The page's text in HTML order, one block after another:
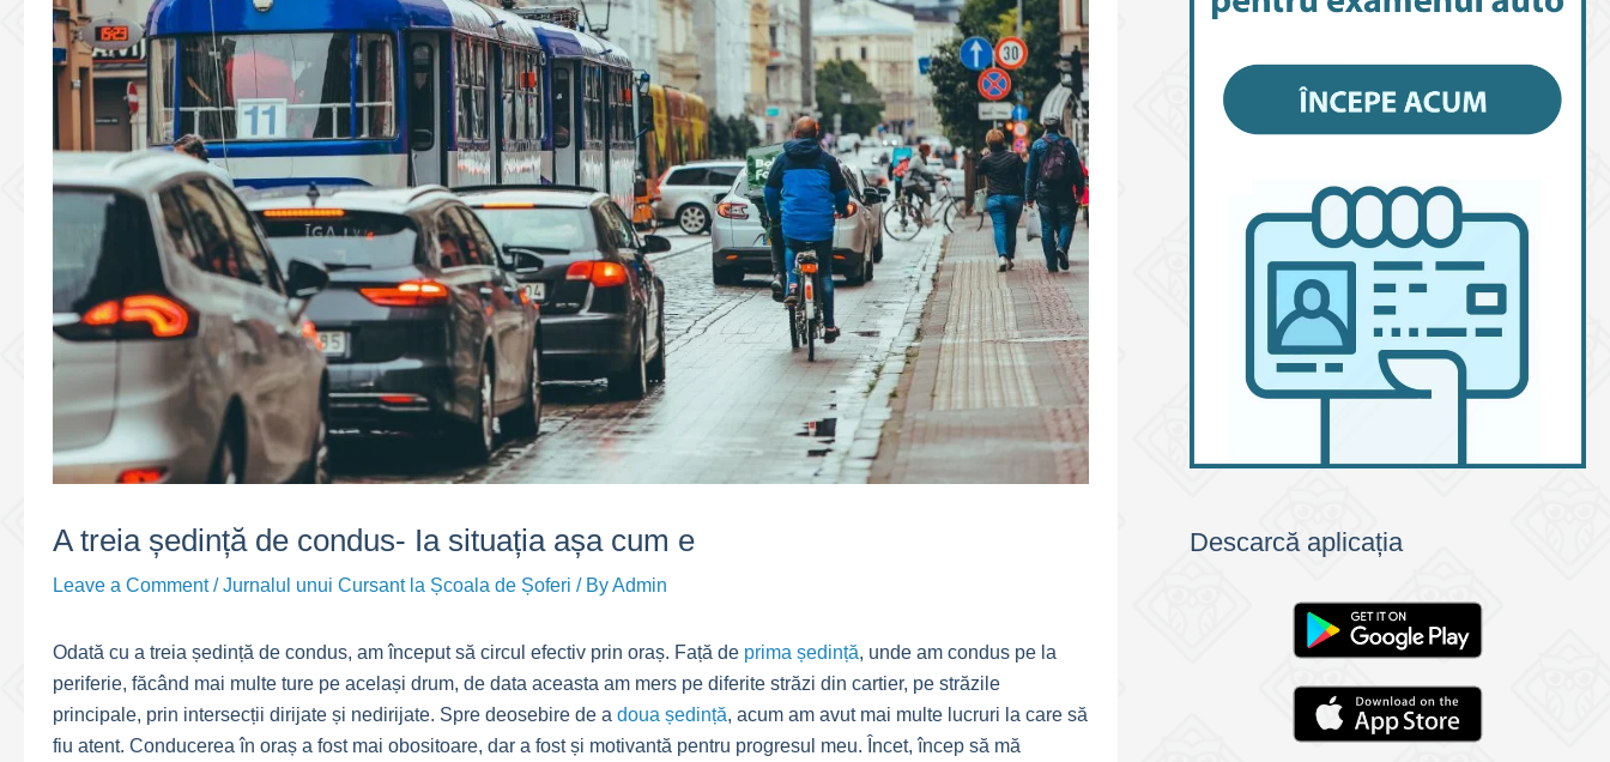
A treia ședință de condus- Ia situația așa cum e
Leave a Comment /Jurnalul unui Cursant la Școala de Șoferi / ByAdmin
Odată cu a treia ședință de condus, am început să circul efectiv prin oraș. Față de prima ședință, unde am condus pe la
periferie, făcând mai multe ture pe același drum, de data aceasta am mers pe diferite străzi din cartier, pe străzile
principale, prin intersecții dirijate și nedirijate. Spre deosebire de a doua ședință, acum am avut mai multe lucruri la care să
fiu atent. Conducerea în oraș a fost mai obositoare, dar a fost și motivantă pentru progresul meu. Încet, încep să mă
Descarcă aplicația